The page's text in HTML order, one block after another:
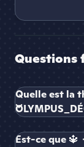
Questions
Quelle est la
Est-ce que 🔱